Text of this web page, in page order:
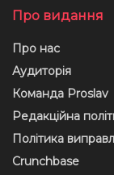
Про видання
Про нас
Аудиторія
Команда Proslav
Редакційна
Політика
Crunchbase